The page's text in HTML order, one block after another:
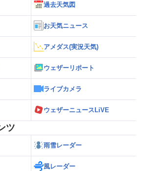
過去天気図
お天気ニュース
アメダス(実況天気)
ウェザーリポート
ライブカメラ
ウェザーニュースLiVE
ツ
雨雪レーダー
風レーダー